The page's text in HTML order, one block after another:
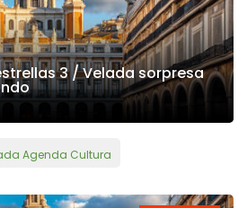
3 / Velada sorpresa
Agenda Cultura